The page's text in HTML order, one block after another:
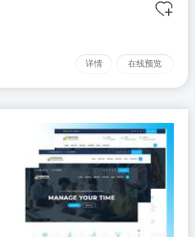
详情 在线预览